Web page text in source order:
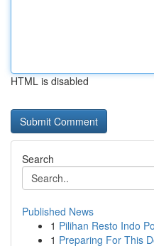
HTML is disabled
Search
Published News
1 Pilihan Resto Indo
1 Preparing For This